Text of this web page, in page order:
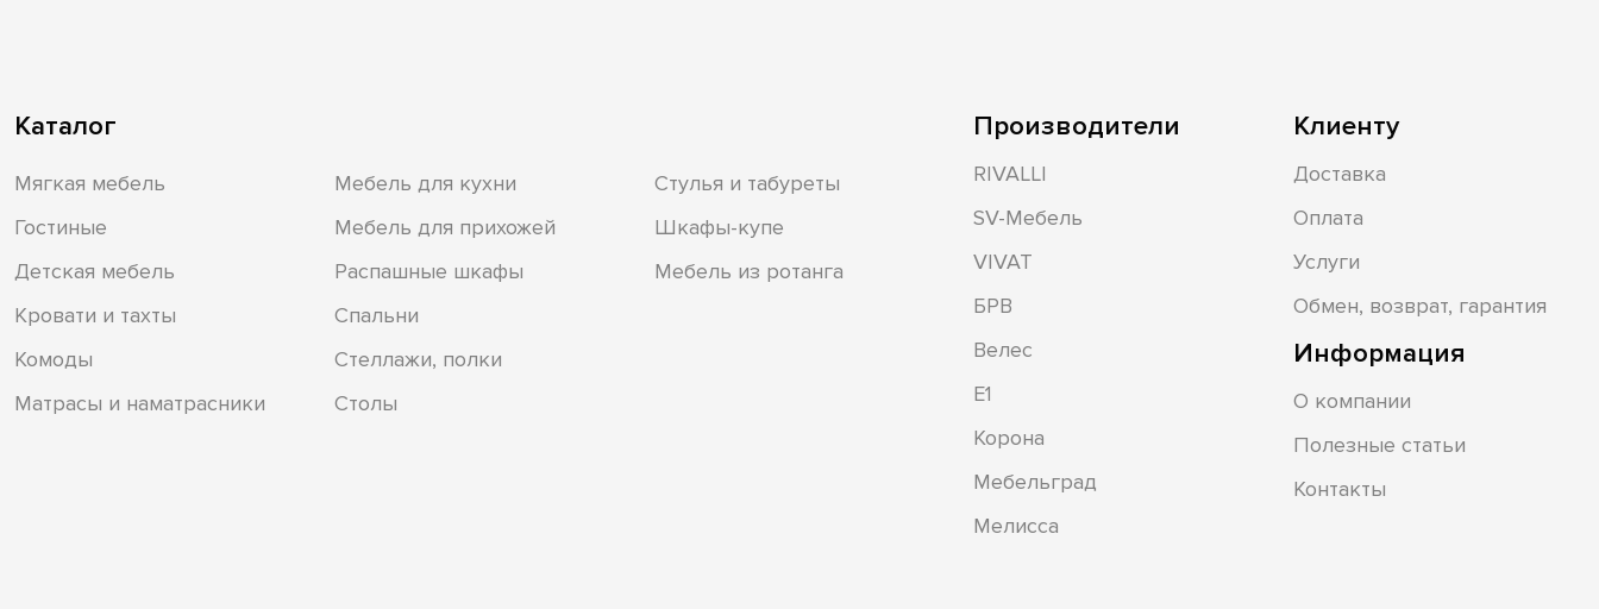
Каталог
Мягкая мебель
Гостиные
Детская мебель
Кровати и тахты
Комоды
Матрасы и наматрасники
Мебель для кухни
Мебель для прихожей
Распашные шкафы
Спальни
Стеллажи, полки
Столы
Стулья и табуреты
Шкафы-купе
Мебель из ротанга
Производители
RIVALLI
SV-Мебель
VIVAT
БРВ
Велес
Е1
Корона
Мебельград
Мелисса
Клиенту
Доставка
Оплата
Услуги
Обмен, возврат, гарантия
Информация
О компании
Полезные статьи
Контакты